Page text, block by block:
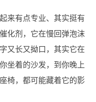
来有点专业、其实挺有
化剂，它在慢回弹泡沫
又长又拗口，其实它在
坐着的沙发，到你晚上
椅，都可能藏着它的影